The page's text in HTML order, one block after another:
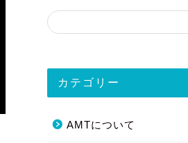
カテゴリー
AMTについて